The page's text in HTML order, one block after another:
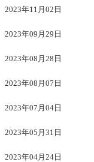
2023年11月02日
2023年09月29日
2023年08月28日
2023年08月07日
2023年07月04日
2023年05月31日
2023年04月24日